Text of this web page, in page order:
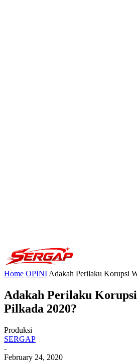
Home OPINI Adakah Perilaku Korupsi
Adakah Perilaku
Pilkada 2020?
Produksi
SERGAP
-
February 24, 2020